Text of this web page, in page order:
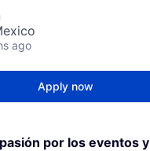
ago
Apply now
por los eventos y